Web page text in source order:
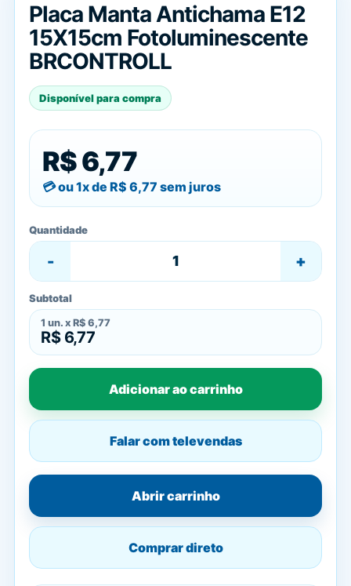
Placa Manta Antichama E12
15X15cm Fotoluminescente
BRCONTROLL
Disponível para compra
R$ 6,77
ou 1x de R$ 6,77 sem juros
Quantidade
- +
Subtotal
1 un. x R$ 6,77
R$ 6,77
Adicionar ao carrinho
Falar com televendas
Abrir carrinho
Comprar direto